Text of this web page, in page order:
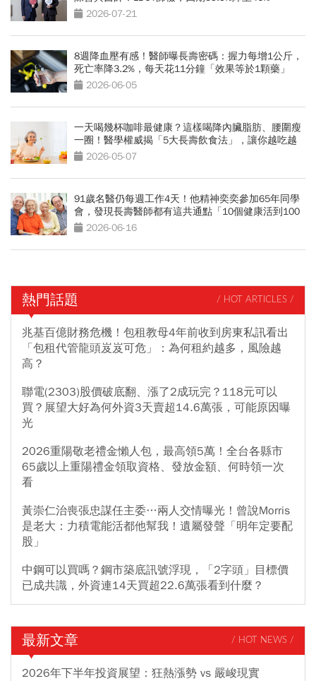
2026-07-21
8週降血壓有感！醫師曝長壽密碼：握力每增1公斤，
死亡率降3.2%，每天花11分鐘「效果等於1顆藥」
2026-06-05
一天喝幾杯咖啡最健康？這樣喝降內臟脂肪、腰圍瘦
一圈！醫學權威揭「5大長壽飲食法」，讓你越吃越
年輕2026-05-07
91歲名醫仍每週工作4天！他精神奕奕參加65年同學
會，發現長壽醫師都有這共通點「10個健康活到100
歲秘訣」
2026-06-16
熱門話題 / HOT ARTICLES /
兆基百億財務危機！包租教母4年前收到房東私訊看出
「包租代管龍頭岌岌可危」：為何租約越多，風險越
高？
聯電(2303)股價破底翻、漲了2成玩完？118元可以
買？展望大好為何外資3天賣超14.6萬張，可能原因曝
光
2026重陽敬老禮金懶人包，最高領5萬！全台各縣市
65歲以上重陽禮金領取資格、發放金額、何時領一次
看
黃崇仁治喪張忠謀任主委…兩人交情曝光！曾說Morris
是老大：力積電能活都他幫我！遺屬發聲「明年定要配
股」
中鋼可以買嗎？鋼市築底訊號浮現，「2字頭」目標價
已成共識，外資連14天買超22.6萬張看到什麼？
最新文章 / HOT NEWS /
2026年下半年投資展望：狂熱漲勢 vs 嚴峻現實